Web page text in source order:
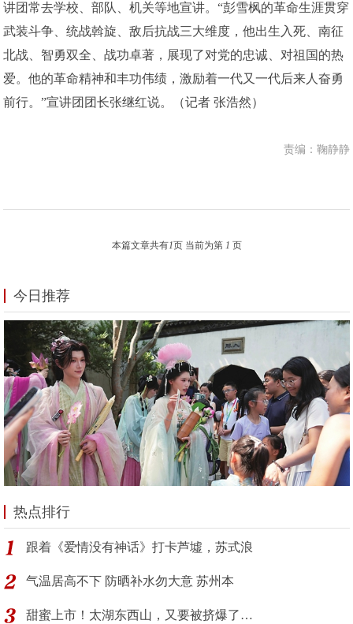
讲团常去学校、部队、机关等地宣讲。“彭雪枫的革命生涯贯穿
武装斗争、统战斡旋、敌后抗战三大维度，他出生入死、南征
北战、智勇双全、战功卓著，展现了对党的忠诚、对祖国的热
爱。他的革命精神和丰功伟绩，激励着一代又一代后来人奋勇
前行。”宣讲团团长张继红说。（记者 张浩然）
责编：鞠静静
本篇文章共有1页 当前为第 1 页
今日推荐
热点排行
跟着《爱情没有神话》打卡芦墟，苏式浪
气温居高不下 防晒补水勿大意 苏州本
甜蜜上市！太湖东西山，又要被挤爆了…